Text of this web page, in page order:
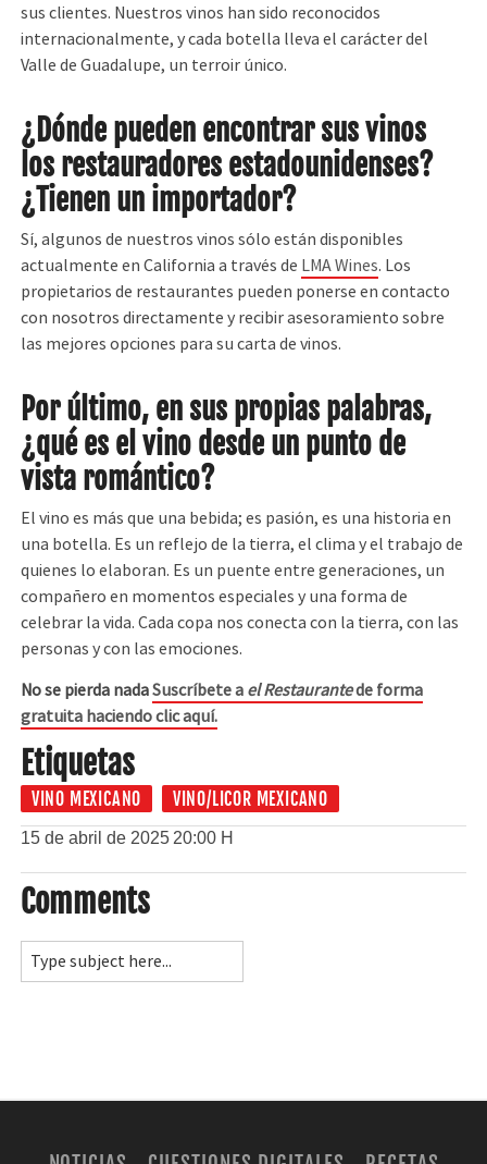
sus clientes. Nuestros vinos han sido reconocidos
internacionalmente, y cada botella lleva el carácter del
Valle de Guadalupe, un terroir único.
¿Dónde pueden encontrar sus vinos
los restauradores estadounidenses?
¿Tienen un importador?
Sí, algunos de nuestros vinos sólo están disponibles
actualmente en California a través de LMA Wines. Los
propietarios de restaurantes pueden ponerse en contacto
con nosotros directamente y recibir asesoramiento sobre
las mejores opciones para su carta de vinos.
Por último, en sus propias palabras,
¿qué es el vino desde un punto de
vista romántico?
El vino es más que una bebida; es pasión, es una historia en
una botella. Es un reflejo de la tierra, el clima y el trabajo de
quienes lo elaboran. Es un puente entre generaciones, un
compañero en momentos especiales y una forma de
celebrar la vida. Cada copa nos conecta con la tierra, con las
personas y con las emociones.
No se pierda nadaSuscríbete a el Restaurantede forma
gratuita haciendo clic aquí.
Etiquetas
VINO MEXICANO VINO/LICOR MEXICANO
15 de abril de 202520:00 H
Comments